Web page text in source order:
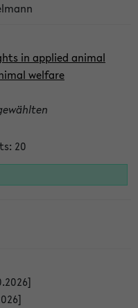
in applied animal
welfare
20